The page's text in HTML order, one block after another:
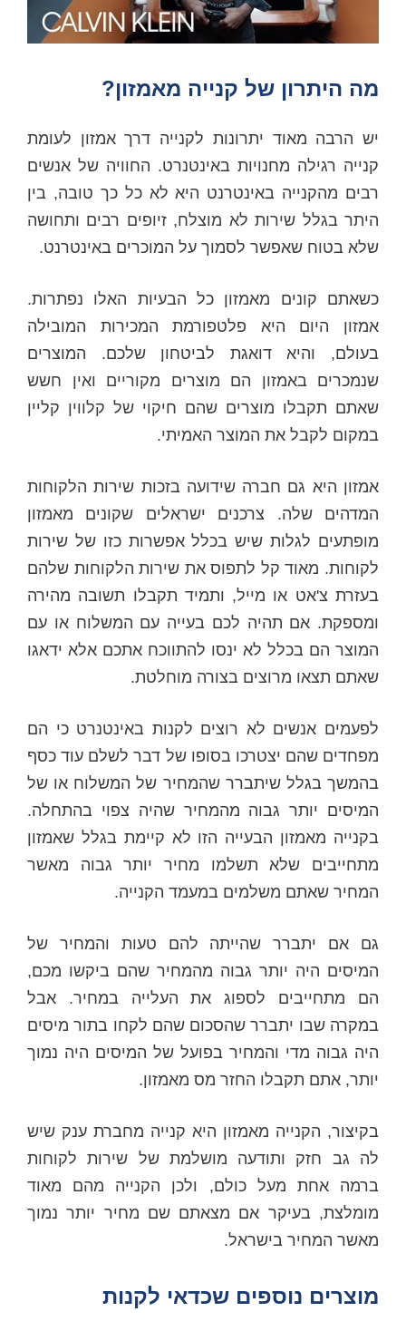
מה היתרון של קנייה מאמזון?
יש הרבה מאוד יתרונות לקנייה דרך אמזון לעומת
קנייה רגילה מחנויות באינטנרט. החוויה של אנשים
רבים מהקנייה באינטרנט היא לא כל כך טובה, בין
היתר בגלל שירות לא מוצלח, זיופים רבים ותחושה
שלא בטוח שאפשר לסמוך על המוכרים באינטרנט.
כשאתם קונים מאמזון כל הבעיות האלו נפתרות.
אמזון היום היא פלטפורמת המכירות המובילה
בעולם, והיא דואגת לביטחון שלכם. המוצרים
שנמכרים באמזון הם מוצרים מקוריים ואין חשש
שאתם תקבלו מוצרים שהם חיקוי של קלווין קליין
במקום לקבל את המוצר האמיתי.
אמזון היא גם חברה שידועה בזכות שירות הלקוחות
המדהים שלה. צרכנים ישראלים שקונים מאמזון
מופתעים לגלות שיש בכלל אפשרות כזו של שירות
לקוחות. מאוד קל לתפוס את שירות הלקוחות שלהם
בעזרת צ'אט או מייל, ותמיד תקבלו תשובה מהירה
ומספקת. אם תהיה לכם בעייה עם המשלוח או עם
המוצר הם בכלל לא ינסו להתווכח אתכם אלא ידאגו
שאתם תצאו מרוצים בצורה מוחלטת.
לפעמים אנשים לא רוצים לקנות באינטנרט כי הם
מפחדים שהם יצטרכו בסופו של דבר לשלם עוד כסף
בהמשך בגלל שיתברר שהמחיר של המשלוח או של
המיסים יותר גבוה מהמחיר שהיה צפוי בהתחלה.
בקנייה מאמזון הבעייה הזו לא קיימת בגלל שאמזון
מתחייבים שלא תשלמו מחיר יותר גבוה מאשר
המחיר שאתם משלמים במעמד הקנייה.
גם אם יתברר שהייתה להם טעות והמחיר של
המיסים היה יותר גבוה מהמחיר שהם ביקשו מכם,
הם מתחייבים לספוג את העלייה במחיר. אבל
במקרה שבו יתברר שהסכום שהם לקחו בתור מיסים
היה גבוה מדי והמחיר בפועל של המיסים היה נמוך
יותר, אתם תקבלו החזר מס מאמזון.
בקיצור, הקנייה מאמזון היא קנייה מחברת ענק שיש
לה גב חזק ותודעה מושלמת של שירות לקוחות
ברמה אחת מעל כולם, ולכן הקנייה מהם מאוד
מומלצת, בעיקר אם מצאתם שם מחיר יותר נמוך
מאשר המחיר בישראל.
מוצרים נוספים שכדאי לקנות